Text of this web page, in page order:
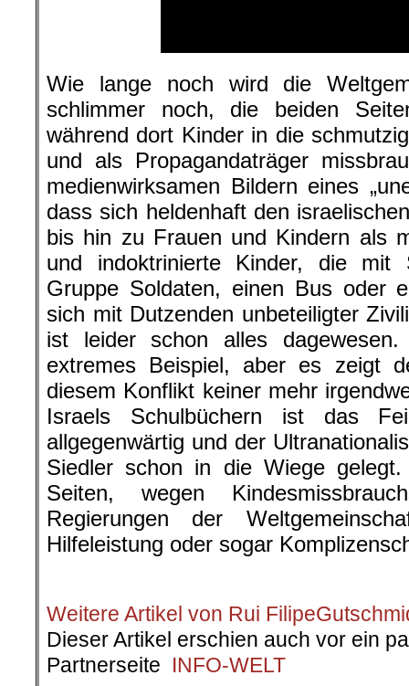
Wie lange noch wird die
schlimmer noch, die beiden
während dort Kinder in die
und als Propagandaträger
medienwirksamen Bildern eines
dass sich heldenhaft den
bis hin zu Frauen und Kindern als
und indoktrinierte Kinder, die mit
Gruppe Soldaten, einen Bus oder
sich mit Dutzenden unbeteiligter
ist leider schon alles
extremes Beispiel, aber es zeigt
diesem Konflikt keiner mehr
Israels Schulbüchern ist das
allgegenwärtig und der
Siedler schon in die Wiege
Seiten, wegen
Regierungen der
Hilfeleistung oder sogar
Weitere Artikel von Rui
Dieser Artikel erschien auch vor ein
Partnerseite INFO-WELT